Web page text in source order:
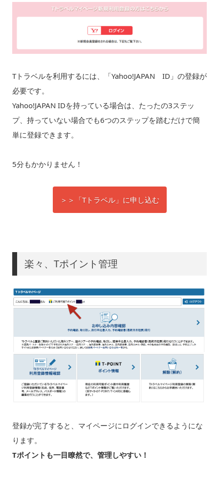
Tトラベルを利用するには、「Yahoo!JAPAN ID」の登録が
必要です。
Yahoo!JAPAN IDを持っている場合は、たったの3ステッ
プ、持っていない場合でも6つのステップを踏むだけで簡
単に登録できます。
5分もかかりません！
＞＞「Tトラベル」に申し込む
楽々、Tポイント管理
登録が完了すると、マイページにログインできるようにな
ります。
Tポイントも一目瞭然で、管理しやすい！